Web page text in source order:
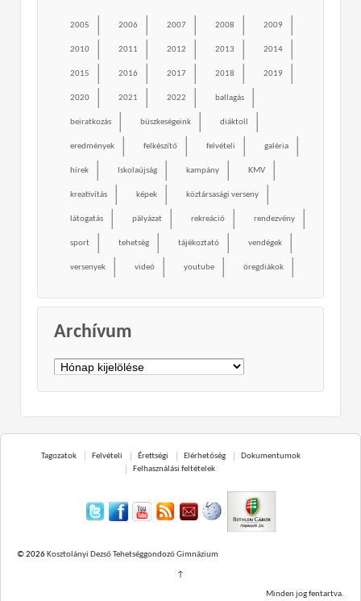
2005 2006 2007 2008 2009
2010 2011 2012 2013 2014
2015 2016 2017 2018 2019
2020 2021 2022 ballagás
beiratkozás büszkeségeink diáktoll
eredmények felkészítő felvételi galéria
hírek Iskolaújság kampány KMV
kreativítás képek köztársasági verseny
látogatás pályázat rekreáció rendezvény
sport tehetség tájékoztató vendégek
versenyek videó youtube öregdiákok
Archívum
Archívum
Tagozatok Felvételi Érettségi Elérhetőség
Dokumentumok
Felhasználási feltételek
© 2026 Kosztolányi Dezső Tehetséggondozó Gimnázium
↑
Minden jog fentartva.